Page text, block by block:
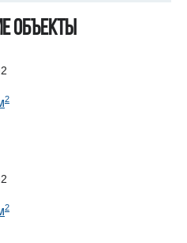
объекты
2
2